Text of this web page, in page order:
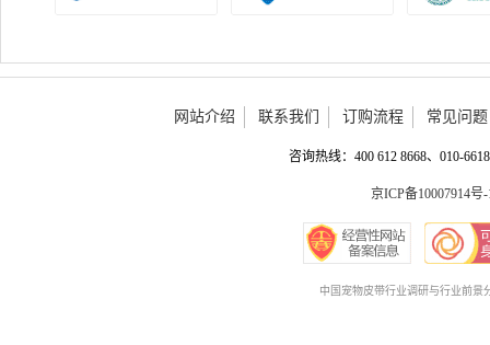
网站介绍 联系我们 订购流程 常见问题
咨询热线：400 612 8668、010-
京ICP备10007914号-
中国宠物皮带行业调研与行业前景